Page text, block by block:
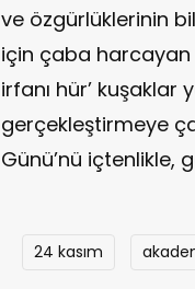
ve özgürlüklerinin
için çaba harcayan
irfanı hür’
gerçekleştirmeye
Günü’nü içtenlikle,
24 kasım